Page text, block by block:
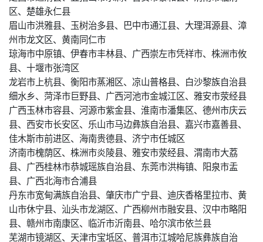
区、楚雄永仁县
眉山市洪雅县、玉树治多县、巴中市通江县、大理洱源县、漳
州市龙文区、黄南同仁市
琼海市中原镇、伊春市丰林县、广西崇左市凭祥市、株洲市攸
县、十堰市张湾区
龙岩市上杭县、衡阳市蒸湘区、凉山普格县、白沙黎族自治县
细水乡、菏泽市巨野县、广西河池市金城江区、雅安市荥经县
广西玉林市容县、河源市紫金县、淮南市潘集区、德州市庆云
县、西安市长安区、乐山市马边彝族自治县、嘉兴市嘉善县、
佳木斯市前进区、海南贵德县、济宁市任城区
济南市槐荫区、株洲市炎陵县、雅安市荥经县、渭南市大荔
县、广西桂林市恭城瑶族自治县、东莞市洪梅镇、阳泉市盂
县、广西北海市合浦县
丹东市宽甸满族自治县、肇庆市广宁县、迪庆香格里拉市、黄
山市休宁县、汕头市龙湖区、广西柳州市融安县、汉中市略阳
县、赣州市南康区、临沂市沂南县、哈尔滨市依兰县
芜湖市镜湖区、天津市宝坻区、普洱市江城哈尼族彝族自治